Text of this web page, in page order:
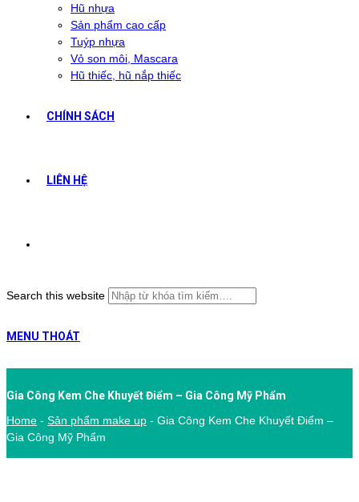
Hũ nhựa
Sản phẩm cao cấp
Tuýp nhựa
Vỏ son môi, Mascara
Hũ thiếc, hũ nắp thiếc
CHÍNH SÁCH
LIÊN HỆ
Search this website
MENU THOÁT
Gia Công Kem Che Khuyết Điểm – Gia Công Mỹ Phẩm
Home - Sản phẩm make up - Gia Công Kem Che Khuyết Điểm –
Gia Công Mỹ Phẩm